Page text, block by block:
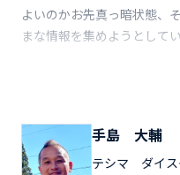
よいのかお先真っ暗状態、
まな情報を集めようとして
手島 大輔
テシマ ダイス